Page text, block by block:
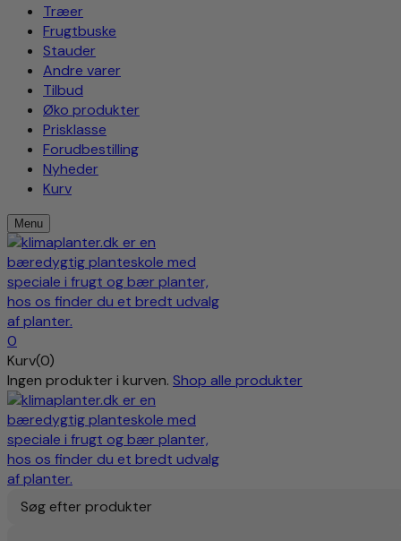
Træer
Frugtbuske
Stauder
Andre varer
Tilbud
Øko produkter
Prisklasse
Forudbestilling
Nyheder
Kurv
Menu
0
Kurv(0)
Ingen produkter i kurven. Shop alle produkter
Søg efter produkter